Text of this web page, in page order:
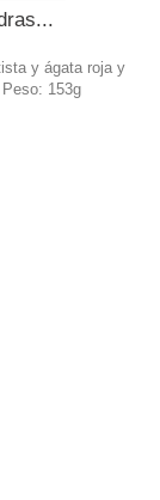
y ágata roja y
153g